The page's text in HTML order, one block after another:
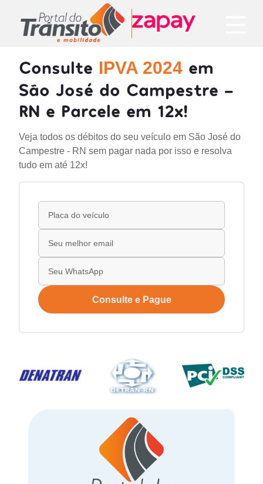
Consulte IPVA 2024 em
São José do Campestre -
RN e Parcele em 12x!
Veja todos os débitos do seu veículo em São José do
Campestre - RN sem pagar nada por isso e resolva
tudo em até 12x!
Consulte e Pague